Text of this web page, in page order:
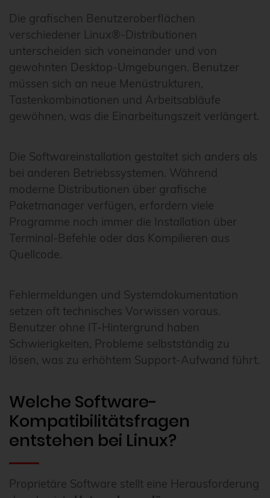
Die grafischen Benutzeroberflächen
verschiedener Linux®-Distributionen
unterscheiden sich voneinander und von
gewohnten Desktop-Umgebungen. Benutzer
müssen sich an neue Menüstrukturen,
Tastenkombinationen und Arbeitsabläufe
gewöhnen, was die Einarbeitungszeit verlängert.
Die Softwareinstallation gestaltet sich anders als
bei anderen Betriebssystemen. Während
moderne Distributionen über grafische
Paketmanager verfügen, erfordern viele
Programme noch immer die Installation über
Terminal-Befehle oder das Kompilieren aus
Quellcode.
Fehlermeldungen und Systemdokumentation
setzen oft technisches Vorwissen voraus.
Benutzer ohne IT-Hintergrund haben
Schwierigkeiten, Probleme selbstständig zu
lösen, was zu erhöhtem Support-Aufwand führt.
Welche Software-
Kompatibilitätsfragen
entstehen bei Linux?
Proprietäre Software stellt eine Herausforderung